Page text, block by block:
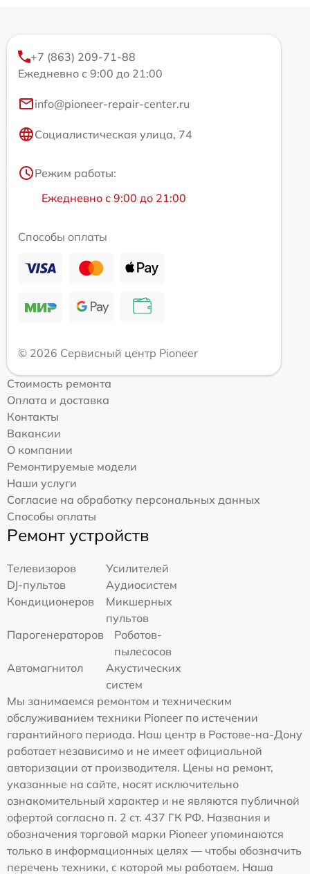
+7 (863) 209-71-88
Ежедневно с 9:00 до 21:00
info@pioneer-repair-center.ru
Социалистическая улица, 74
Режим работы:
Ежедневно с 9:00 до 21:00
Способы оплаты
© 2026 Сервисный центр Pioneer
Стоимость ремонта
Оплата и доставка
Контакты
Вакансии
О компании
Ремонтируемые модели
Наши услуги
Согласие на обработку персональных данных
Способы оплаты
Ремонт устройств
Телевизоров
Усилителей
DJ-пультов
Аудиосистем
Кондиционеров
Микшерных
пультов
Парогенераторов
Роботов-
пылесосов
Автомагнитол
Акустических
систем
Мы занимаемся ремонтом и техническим
обслуживанием техники Pioneer по истечении
гарантийного периода. Наш центр в Ростове-на-Дону
работает независимо и не имеет официальной
авторизации от производителя. Цены на ремонт,
указанные на сайте, носят исключительно
ознакомительный характер и не являются публичной
офертой согласно п. 2 ст. 437 ГК РФ. Названия и
обозначения торговой марки Pioneer упоминаются
только в информационных целях — чтобы обозначить
перечень техники, с которой мы работаем. Наша